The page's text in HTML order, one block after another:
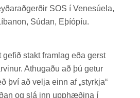
SOS í Venesúela,
Súd­an, Eþí­óp­íu.
stakt fram­lag eða gerst
At­hug­aðu að þú get­ur
því að velja einn af „styrkja“
og slá inn upp­hæð­ina í